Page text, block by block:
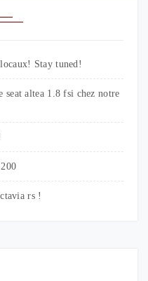
Stay tuned!
seat altea 1.8 fsi chez notre
rs !